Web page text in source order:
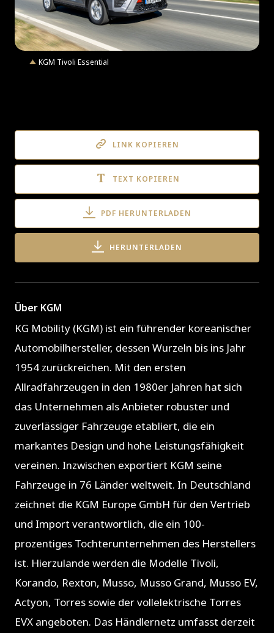
JPG
KGM Tivoli Essential
LINK KOPIEREN
TEXT KOPIEREN
PDF HERUNTERLADEN
HERUNTERLADEN
Über KGM
KG Mobility (KGM) ist ein führender koreanischer
Automobilhersteller, dessen Wurzeln bis ins Jahr
1954 zurückreichen. Mit den ersten
Allradfahrzeugen in den 1980er Jahren hat sich
das Unternehmen als Anbieter robuster und
zuverlässiger Fahrzeuge etabliert, die ein
markantes Design und hohe Leistungsfähigkeit
vereinen. Inzwischen exportiert KGM seine
Fahrzeuge in 76 Länder weltweit. In Deutschland
zeichnet die KGM Europe GmbH für den Vertrieb
und Import verantwortlich, die ein 100-
prozentiges Tochterunternehmen des Herstellers
ist. Hierzulande werden die Modelle Tivoli,
Korando, Rexton, Musso, Musso Grand, Musso EV,
Actyon, Torres sowie der vollelektrische Torres
EVX angeboten. Das Händlernetz umfasst derzeit